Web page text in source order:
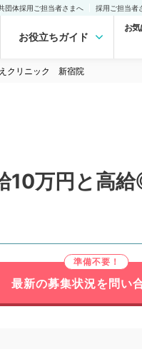
団体採用ご担当者さまへ 採用ご担当者
お役立ちガイド
お
クリニック 新宿院
10万円と高
最新の募集状況を問い